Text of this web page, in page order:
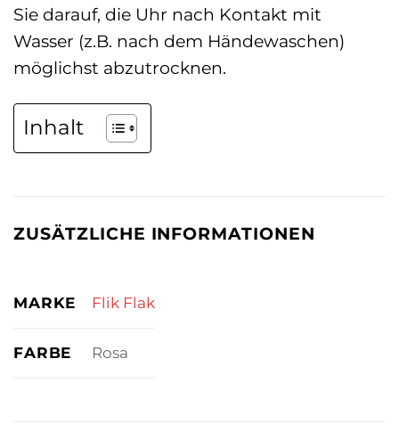
Sie darauf, die Uhr nach Kontakt mit
Wasser (z.B. nach dem Händewaschen)
möglichst abzutrocknen.
Inhalt
ZUSÄTZLICHE INFORMATIONEN
MARKE Flik Flak
FARBE Rosa